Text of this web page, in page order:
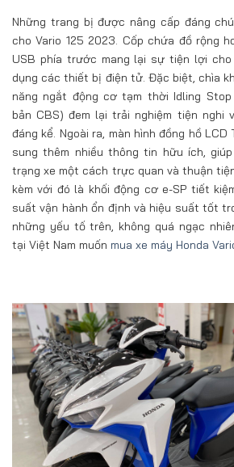
Những trang bị được nâng cấp đáng
cho Vario 125 2023. Cốp chứa đồ rộng
USB phía trước mang lại sự tiện lợi
dụng các thiết bị điện tử. Đặc biệt, chìa
năng ngắt động cơ tạm thời Idling
bản CBS) đem lại trải nghiệm tiện nghi
đáng kể. Ngoài ra, màn hình đồng hồ
sung thêm nhiều thông tin hữu ích,
trạng xe một cách trực quan và thuận
kèm với đó là khối động cơ e-SP tiết
suất vận hành ổn định và hiệu suất tốt
những yếu tố trên, không quá ngạc
tại Việt Nam muốn mua xe máy Honda